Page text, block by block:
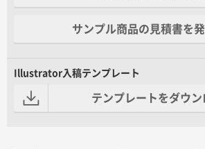
サンプル商品の見積書を
Illustrator入稿テンプレート
テンプレートをダウン